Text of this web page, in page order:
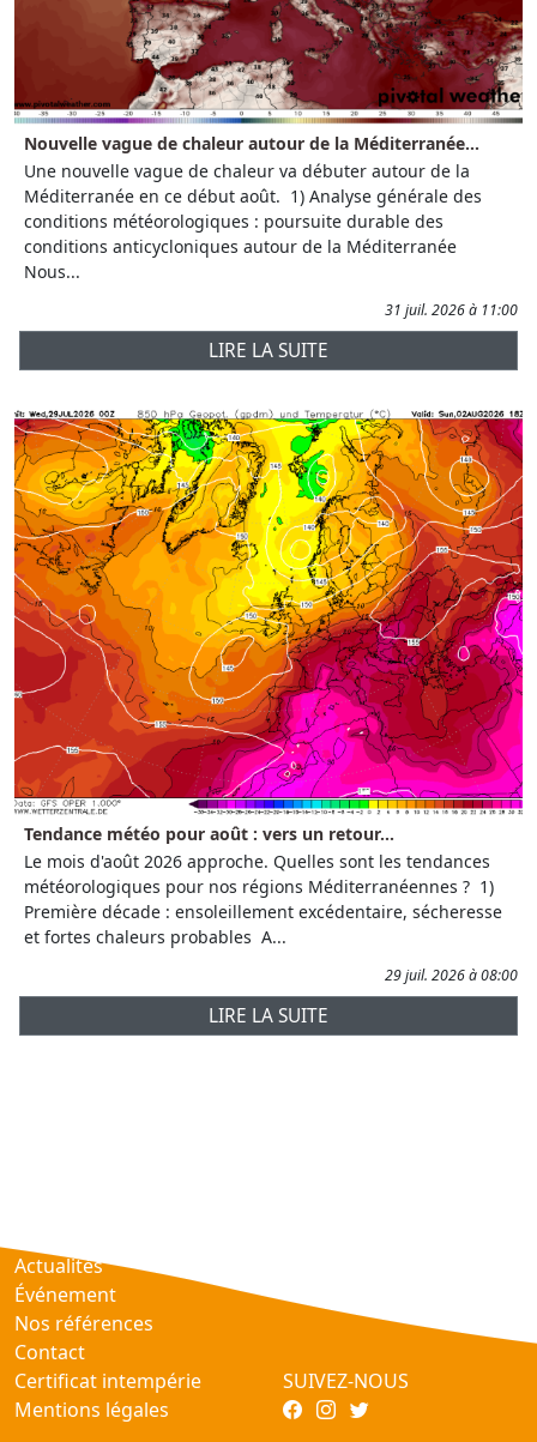
Nouvelle vague de chaleur autour de la Méditerranée...
Une nouvelle vague de chaleur va débuter autour de la
Méditerranée en ce début août. 1) Analyse générale des
conditions météorologiques : poursuite durable des
conditions anticycloniques autour de la Méditerranée
Nous...
31 juil. 2026 à 11:00
LIRE LA SUITE
Tendance météo pour août : vers un retour...
Le mois d'août 2026 approche. Quelles sont les tendances
météorologiques pour nos régions Méditerranéennes ? 1)
Première décade : ensoleillement excédentaire, sécheresse
et fortes chaleurs probables A...
29 juil. 2026 à 08:00
LIRE LA SUITE
Actualités
Événement
Nos références
Contact
Certificat intempérie
Mentions légales
SUIVEZ-NOUS